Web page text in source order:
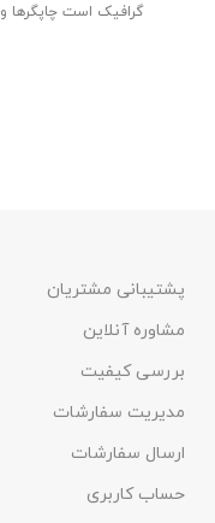
گرافیک است چاپگرها و
پشتیبانی مشتریان
مشاوره آنلاین
بررسی کیفیت
مدیریت سفارشات
ارسال سفارشات
حساب کاربری